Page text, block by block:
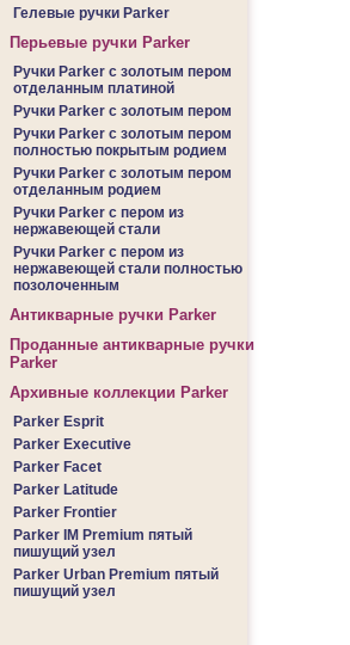
Гелевые ручки Parker
Перьевые ручки Parker
Ручки Parker c золотым пером
отделанным платиной
Ручки Parker c золотым пером
Ручки Parker c золотым пером
полностью покрытым родием
Ручки Parker c золотым пером
отделанным родием
Ручки Parker c пером из
нержавеющей стали
Ручки Parker c пером из
нержавеющей стали полностью
позолоченным
Антикварные ручки Parker
Проданные антикварные ручки
Parker
Архивные коллекции Parker
Parker Esprit
Parker Executive
Parker Facet
Parker Latitude
Parker Frontier
Parker IM Premium пятый
пишущий узел
Parker Urban Premium пятый
пишущий узел